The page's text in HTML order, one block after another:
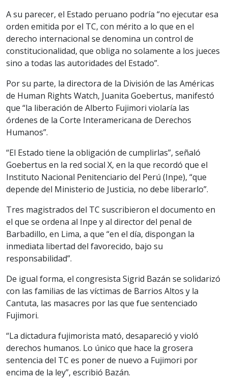
A su parecer, el Estado peruano podría “no ejecutar esa
orden emitida por el TC, con mérito a lo que en el
derecho internacional se denomina un control de
constitucionalidad, que obliga no solamente a los jueces
sino a todas las autoridades del Estado”.
Por su parte, la directora de la División de las Américas
de Human Rights Watch, Juanita Goebertus, manifestó
que “la liberación de Alberto Fujimori violaría las
órdenes de la Corte Interamericana de Derechos
Humanos”.
“El Estado tiene la obligación de cumplirlas”, señaló
Goebertus en la red social X, en la que recordó que el
Instituto Nacional Penitenciario del Perú (Inpe), “que
depende del Ministerio de Justicia, no debe liberarlo”.
Tres magistrados del TC suscribieron el documento en
el que se ordena al Inpe y al director del penal de
Barbadillo, en Lima, a que “en el día, dispongan la
inmediata libertad del favorecido, bajo su
responsabilidad”.
De igual forma, el congresista Sigrid Bazán se solidarizó
con las familias de las víctimas de Barrios Altos y la
Cantuta, las masacres por las que fue sentenciado
Fujimori.
“La dictadura fujimorista mató, desapareció y violó
derechos humanos. Lo único que hace la grosera
sentencia del TC es poner de nuevo a Fujimori por
encima de la ley”, escribió Bazán.